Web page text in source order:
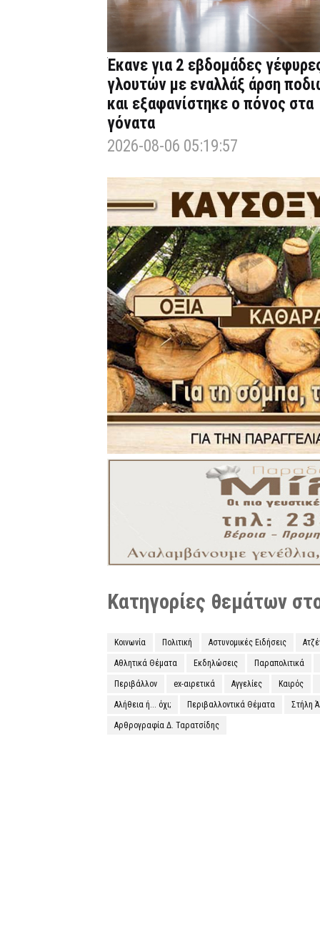
Έκανε για 2 εβδομάδες
γλουτών με εναλλάξ άρση
και εξαφανίστηκε ο πόνος στα
γόνατα
2026-08-06 05:19:57
Κατηγορίες θεμάτων
Κοινωνία Πολιτική Αστυνομικές Ειδήσεις
Αθλητικά Θέματα Εκδηλώσεις Παραπολιτικά
Περιβάλλον ex-αιρετικά Αγγελίες Καιρός
Αλήθεια ή... όχι; Περιβαλλοντικά Θέματα Στήλη
Αρθρογραφία Δ. Ταρατσίδης